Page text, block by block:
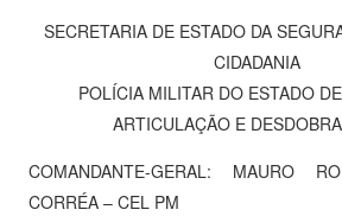
SECRETARIA DE ESTADO DA
CIDADANIA
POLÍCIA MILITAR DO ESTADO
ARTICULAÇÃO E
COMANDANTE-GERAL: MAURO
CORRÉA – CEL PM